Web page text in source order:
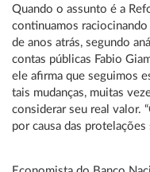
Quando o assunto é a
continuamos
de anos atrás, segundo
contas públicas Fabio
ele afirma que seguimos
tais mudanças, muitas
considerar seu real valor.
por causa das protelações